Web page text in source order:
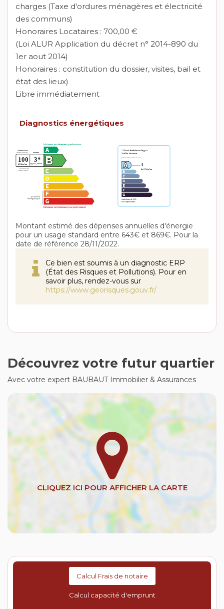
charges (Taxe d'ordures ménagères et électricité
des communs)
Honoraires Locataires : 700,00 €
(Loi ALUR Application du décret n° 2014-890 du
1er aout 2014)
Honoraires : constitution du dossier, visites, bail et
état des lieux)
Libre immédiatement
Diagnostics énergétiques
Montant estimé des dépenses annuelles d'énergie
pour un usage standard entre 643€ et 869€. Pour la
date de référence 28/11/2022.
Ce bien est soumis à un diagnostic ERP
(État des Risques et Pollutions). Pour en
savoir plus, rendez-vous sur
https://www.georisques.gouv.fr/
Découvrez votre futur quartier
Avec votre expert BAUBAUT Immobilier & Assurances
Calcul Frais de notaire
Calcul capacité d'emprunt